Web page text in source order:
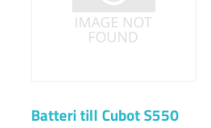
Batteri till Cubot S550